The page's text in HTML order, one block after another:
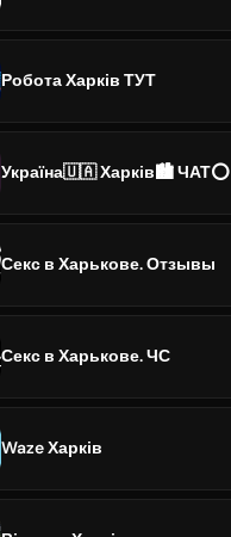
Робота Харків ТУТ
Україна🇺🇦 Харків🏙️ ЧАТ⭕
Секс в Харькове. Отзывы
Секс в Харькове. ЧС
Waze Харків